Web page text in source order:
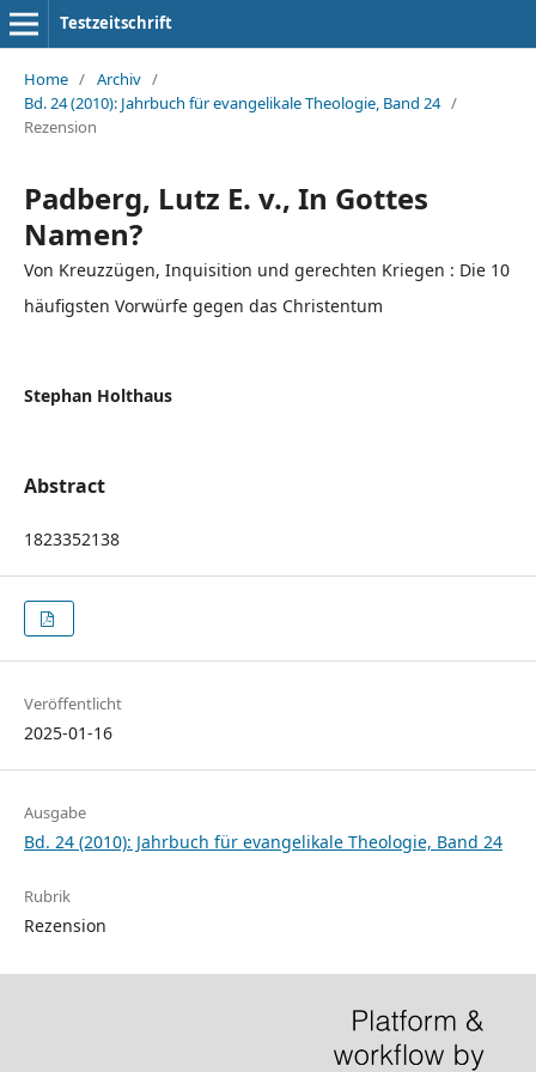
Testzeitschrift
Home / Archiv /
Bd. 24 (2010): Jahrbuch für evangelikale Theologie, Band 24 /
Rezension
Padberg, Lutz E. v., In Gottes
Namen?
Von Kreuzzügen, Inquisition und gerechten Kriegen : Die 10
häufigsten Vorwürfe gegen das Christentum
Stephan Holthaus
Abstract
1823352138
Veröffentlicht
2025-01-16
Ausgabe
Bd. 24 (2010): Jahrbuch für evangelikale Theologie, Band 24
Rubrik
Rezension